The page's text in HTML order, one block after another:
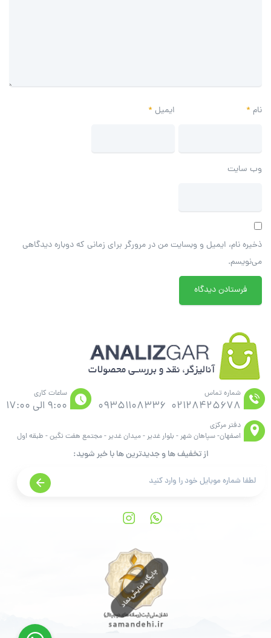
نام* ایمیل*
وب‌ سایت
ذخیره نام، ایمیل و وبسایت من در مرورگر برای زمانی که دوباره دیدگاهی
می‌نویسم.
شماره تماس
02128425678
09351108336
ساعات کاری
9:00 الی 17:00
دفتر مرکزی
اصفهان- سپاهان شهر - بلوار غدیر - میدان غدیر - مجتمع هفت نگین - طبقه اول
از تخفیف ها و جدیدترین ها با خبر شوید: